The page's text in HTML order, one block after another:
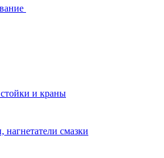
и краны
смазки